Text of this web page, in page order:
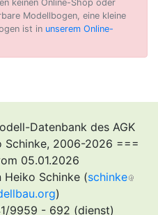
keinen Online-Shop oder
Modellbogen, eine kleine
ist in unserem Online-
Datenbank des AGK
Schinke, 2006-2026 ===
05.01.2026
Heiko Schinke (schinke
)
9959 - 692 (dienst)